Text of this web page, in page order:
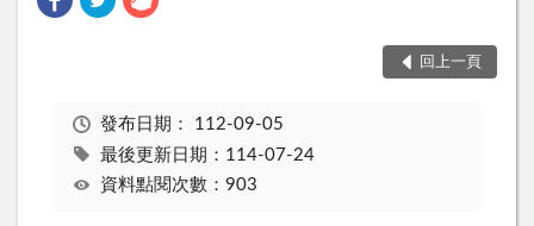
回上一頁
發布日期： 112-09-05
最後更新日期：114-07-24
資料點閱次數：903